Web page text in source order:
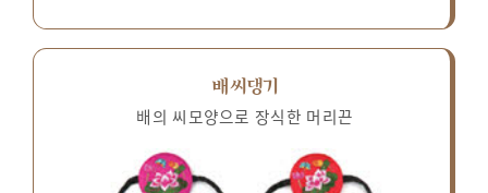
배씨댕기
배의 씨모양으로 장식한 머리끈